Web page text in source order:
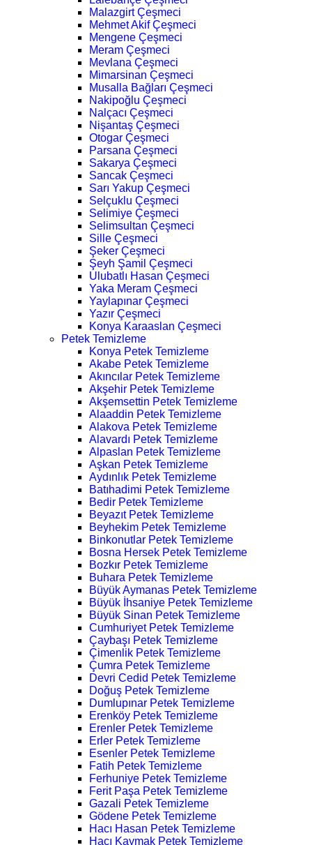
Malazgirt Çeşmeci
Mehmet Akif Çeşmeci
Mengene Çeşmeci
Meram Çeşmeci
Mevlana Çeşmeci
Mimarsinan Çeşmeci
Musalla Bağları Çeşmeci
Nakipoğlu Çeşmeci
Nalçacı Çeşmeci
Nişantaş Çeşmeci
Otogar Çeşmeci
Parsana Çeşmeci
Sakarya Çeşmeci
Sancak Çeşmeci
Sarı Yakup Çeşmeci
Selçuklu Çeşmeci
Selimiye Çeşmeci
Selimsultan Çeşmeci
Sille Çeşmeci
Şeker Çeşmeci
Şeyh Şamil Çeşmeci
Ulubatlı Hasan Çeşmeci
Yaka Meram Çeşmeci
Yaylapınar Çeşmeci
Yazır Çeşmeci
Konya Karaaslan Çeşmeci
Petek Temizleme
Konya Petek Temizleme
Akabe Petek Temizleme
Akıncılar Petek Temizleme
Akşehir Petek Temizleme
Akşemsettin Petek Temizleme
Alaaddin Petek Temizleme
Alakova Petek Temizleme
Alavardı Petek Temizleme
Alpaslan Petek Temizleme
Aşkan Petek Temizleme
Aydınlık Petek Temizleme
Batıhadimi Petek Temizleme
Bedir Petek Temizleme
Beyazıt Petek Temizleme
Beyhekim Petek Temizleme
Binkonutlar Petek Temizleme
Bosna Hersek Petek Temizleme
Bozkır Petek Temizleme
Buhara Petek Temizleme
Büyük Aymanas Petek Temizleme
Büyük İhsaniye Petek Temizleme
Büyük Sinan Petek Temizleme
Cumhuriyet Petek Temizleme
Çaybaşı Petek Temizleme
Çimenlik Petek Temizleme
Çumra Petek Temizleme
Devri Cedid Petek Temizleme
Doğuş Petek Temizleme
Dumlupınar Petek Temizleme
Erenköy Petek Temizleme
Erenler Petek Temizleme
Erler Petek Temizleme
Esenler Petek Temizleme
Fatih Petek Temizleme
Ferhuniye Petek Temizleme
Ferit Paşa Petek Temizleme
Gazali Petek Temizleme
Gödene Petek Temizleme
Hacı Hasan Petek Temizleme
Hacı Kaymak Petek Temizleme